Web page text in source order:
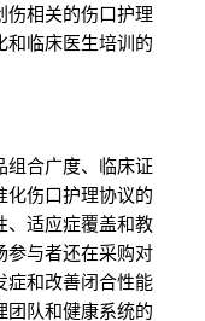
伤相关的伤口护理
和临床医生培训的
组合广度、临床证
化伤口护理协议的
、适应症覆盖和教
参与者还在采购对
症和改善闭合性能
团队和健康系统的